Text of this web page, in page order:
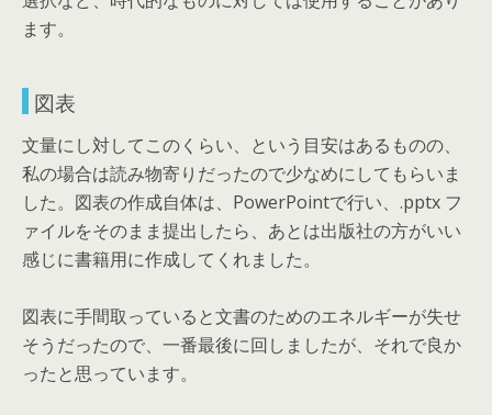
ます。
図表
文量にし対してこのくらい、という目安はあるものの、
私の場合は読み物寄りだったので少なめにしてもらいま
した。図表の作成自体は、PowerPointで行い、.pptx フ
ァイルをそのまま提出したら、あとは出版社の方がいい
感じに書籍用に作成してくれました。
図表に手間取っていると文書のためのエネルギーが失せ
そうだったので、一番最後に回しましたが、それで良か
ったと思っています。